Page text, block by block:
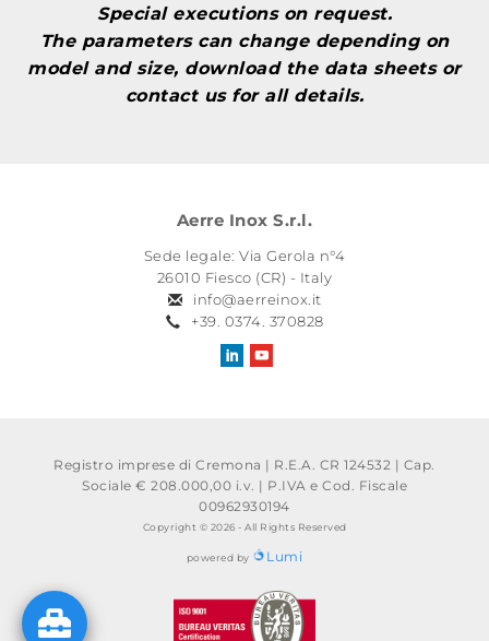
Special executions on request.
The parameters can change depending on
model and size, download the data sheets or
contact us for all details.
Aerre Inox S.r.l.
Sede legale: Via Gerola n°4
26010 Fiesco (CR) - Italy
info@aerreinox.it
+39. 0374. 370828
Registro imprese di Cremona | R.E.A. CR 124532 | Cap.
Sociale € 208.000,00 i.v. | P.IVA e Cod. Fiscale
00962930194
Copyright © 2026 - All Rights Reserved
powered by Lumi